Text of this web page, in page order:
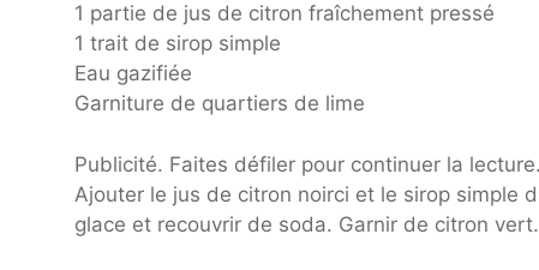
1 partie de jus de citron fraîchement pressé
1 trait de sirop simple
Eau gazifiée
Garniture de quartiers de lime
Publicité. Faites défiler pour continuer la lecture.
Ajouter le jus de citron noirci et le sirop simple
glace et recouvrir de soda. Garnir de citron vert.